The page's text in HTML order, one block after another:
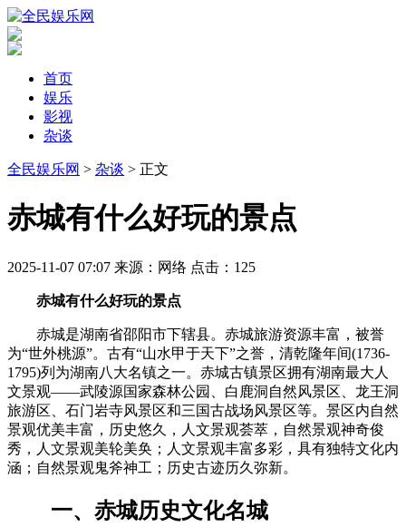
首页
娱乐
影视
杂谈
全民娱乐网 > 杂谈 > 正文
​赤城有什么好玩的景点
2025-11-07 07:07 来源：网络 点击： 125
赤城有什么好玩的景点
赤城是湖南省邵阳市下辖县。赤城旅游资源丰富，被誉
为“世外桃源”。古有“山水甲于天下”之誉，清乾隆年间(1736-
1795)列为湖南八大名镇之一。赤城古镇景区拥有湖南最大人
文景观——武陵源国家森林公园、白鹿洞自然风景区、龙王洞
旅游区、石门岩寺风景区和三国古战场风景区等。景区内自然
景观优美丰富，历史悠久，人文景观荟萃，自然景观神奇俊
秀，人文景观美轮美奂；人文景观丰富多彩，具有独特文化内
涵；自然景观鬼斧神工；历史古迹历久弥新。
一、赤城历史文化名城